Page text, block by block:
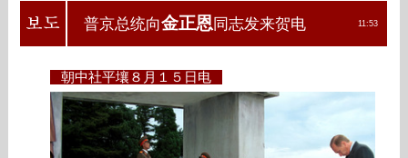
11:53
普京总统向金正恩同志发来贺电
朝中社平壤８月１５日电